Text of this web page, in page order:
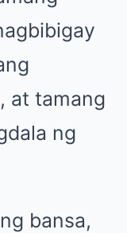
at tamang
ng
bansa,